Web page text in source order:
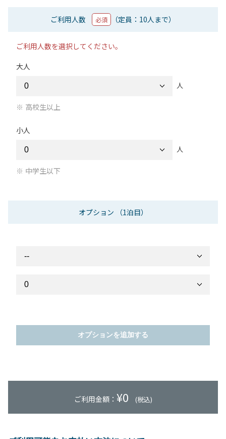
ご利用人数 必須 （定員：10人まで）
ご利用人数を選択してください。
大人
人
高校生以上
小人
人
中学生以下
オプション （1泊目）
オプションを追加する
ご利用金額： ¥0 (税込)